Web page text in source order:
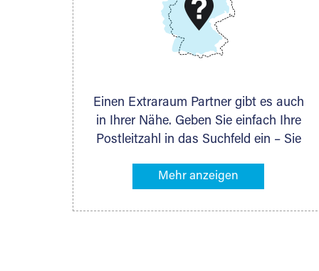
DMG Aktiengesellschaft
Schieferstein 11A
Einen Extraraum Partner gibt es auch
in Ihrer Nähe. Geben Sie einfach Ihre
Postleitzahl in das Suchfeld ein – Sie
Partners mit Lagermöglichkeiten in
können Sie anschließend Ihren